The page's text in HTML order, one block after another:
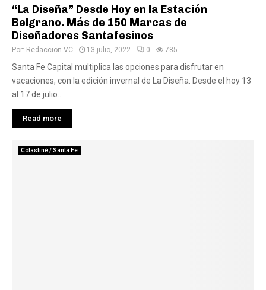
“La Diseña” Desde Hoy en la Estación
Belgrano. Más de 150 Marcas de
Diseñadores Santafesinos
Por: Redaccion VC 13 julio, 2022 0 785
Santa Fe Capital multiplica las opciones para disfrutar en
vacaciones, con la edición invernal de La Diseña. Desde el hoy 13
al 17 de julio...
Read more
Colastiné / Santa Fe